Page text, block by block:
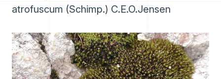
atrofuscum (Schimp.) C.E.O.Jensen